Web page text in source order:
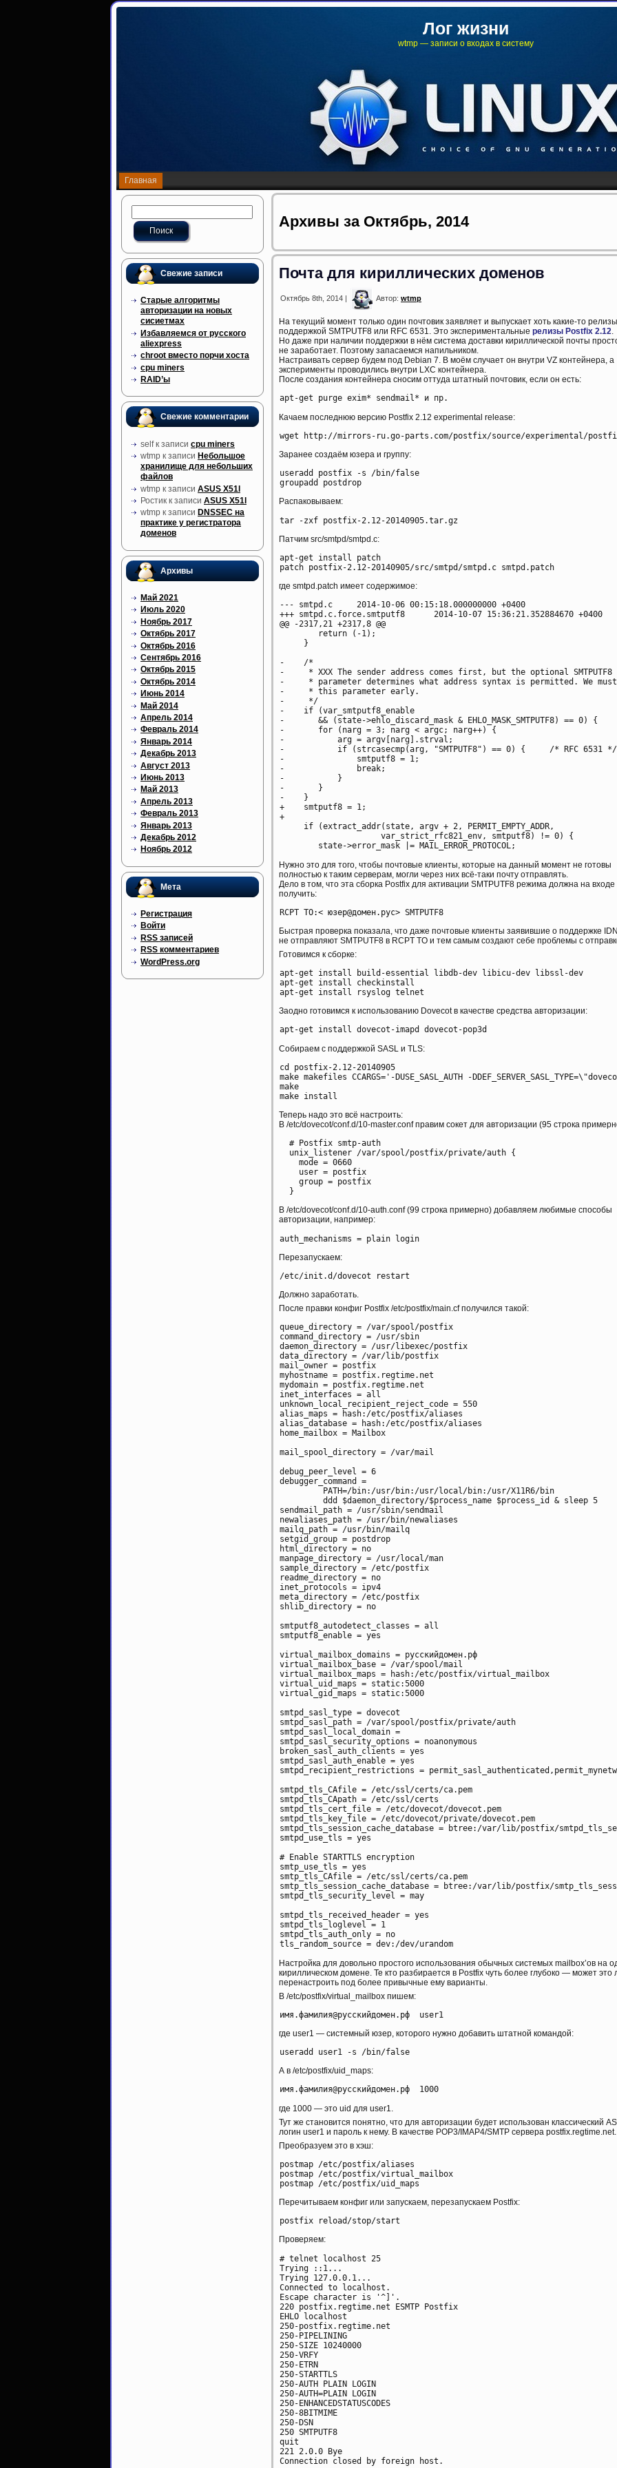
Лог жизни
wtmp — записи о входах в систему
Главная
Свежие записи
Старые алгоритмы
авторизации на новых
сисиетмах
Избавляемся от русского
aliexpress
chroot вместо порчи хоста
cpu miners
RAID’ы
Свежие комментарии
selfк записи cpu miners
wtmp к записи Небольшое
хранилище для небольших
файлов
wtmp к записи ASUS X51l
Ростик к записи ASUS X51l
wtmp к записи DNSSEC на
практике у регистратора
доменов
Архивы
Май 2021
Июль 2020
Ноябрь 2017
Октябрь 2017
Октябрь 2016
Сентябрь 2016
Октябрь 2015
Октябрь 2014
Июнь 2014
Май 2014
Апрель 2014
Февраль 2014
Январь 2014
Декабрь 2013
Август 2013
Июнь 2013
Май 2013
Апрель 2013
Февраль 2013
Январь 2013
Декабрь 2012
Ноябрь 2012
Мета
Регистрация
Войти
RSS записей
RSS комментариев
WordPress.org
Архивы за Октябрь, 2014
Почта для кириллических доменов
Октябрь 8th, 2014 | Автор: wtmp
На текущий момент только один почтовик заявляет и выпускает хоть какие-то
поддержкой SMTPUTF8 или RFC 6531. Это экспериментальные релизы Postfix 2.12.
Но даже при наличии поддержки в нём система доставки кириллической почты
не заработает. Поэтому запасаемся напильником.
Настраивать сервер будем под Debian 7. В моём случает он внутри VZ контейнера, а
эксперименты проводились внутри LXC контейнера.
После создания контейнера сносим оттуда штатный почтовик, если он есть:
Качаем последнюю версию Postfix 2.12 experimental release:
Заранее создаём юзера и группу:
useradd postfix -s /bin/false
Распаковываем:
Патчим src/smtpd/smtpd.c:
apt-get install patch
где smtpd.patch имеет содержимое:
--- smtpd.c	2014-10-06 00:15:18.000000000 +0400
+++ smtpd.c.force.smtputf8	2014-10-07 15:36:21.352884670 +0400
@@ -2317,21 +2317,8 @@
     }
-    /*
-     * XXX The sender address comes first, but the optional SMTPUTF8
-     * parameter determines what address syntax is permitted. We must
-     * this parameter early.
-     */
-    if (var_smtputf8_enable
-	&& (state->ehlo_discard_mask & EHLO_MASK_SMTPUTF8) == 0) {
-	for (narg = 3; narg < argc; narg++) {
-	    arg = argv[narg].strval;
-	    if (strcasecmp(arg, "SMTPUTF8") == 0) {	/* RFC 6531 */
-		smtputf8 = 1;
-		break;
-	    }
-	}
-    }
+    smtputf8 = 1;
+
     if (extract_addr(state, argv + 2, PERMIT_EMPTY_ADDR,
Нужно это для того, чтобы почтовые клиенты, которые на данный момент не готовы
полностью к таким серверам, могли через них всё-таки почту отправлять.
Дело в том, что эта сборка Postfix для активации SMTPUTF8 режима должна на входе
получить:
Быстрая проверка показала, что даже почтовые клиенты заявившие о поддержке
не отправляют SMTPUTF8 в RCPT TO и тем самым создают себе проблемы с
Готовимся к сборке:
apt-get install build-essential libdb-dev libicu-dev libssl-dev
apt-get install checkinstall
Заодно готовимся к использованию Dovecot в качестве средства авторизации:
Собираем с поддержкой SASL и TLS:
cd postfix-2.12-20140905
make makefiles CCARGS='-DUSE_SASL_AUTH -
make
Теперь надо это всё настроить:
В /etc/dovecot/conf.d/10-master.conf правим сокет для авторизации (95 строка
  # Postfix smtp-auth
  unix_listener /var/spool/postfix/private/auth {
    mode = 0660
    user = postfix
    group = postfix
В /etc/dovecot/conf.d/10-auth.conf (99 строка примерно) добавляем любимые способы
авторизации, например:
Перезапускаем:
Должно заработать.
После правки конфиг Postfix /etc/postfix/main.cf получился такой:
queue_directory = /var/spool/postfix
command_directory = /usr/sbin
daemon_directory = /usr/libexec/postfix
data_directory = /var/lib/postfix
mail_owner = postfix
myhostname = postfix.regtime.net
mydomain = postfix.regtime.net
inet_interfaces = all
unknown_local_recipient_reject_code = 550
alias_maps = hash:/etc/postfix/aliases
alias_database = hash:/etc/postfix/aliases
home_mailbox = Mailbox
mail_spool_directory = /var/mail
debug_peer_level = 6
debugger_command =
sendmail_path = /usr/sbin/sendmail
newaliases_path = /usr/bin/newaliases
mailq_path = /usr/bin/mailq
setgid_group = postdrop
html_directory = no
manpage_directory = /usr/local/man
sample_directory = /etc/postfix
readme_directory = no
inet_protocols = ipv4
meta_directory = /etc/postfix
shlib_directory = no
smtputf8_autodetect_classes = all
smtputf8_enable = yes
virtual_mailbox_domains = русскийдомен.рф
virtual_mailbox_base = /var/spool/mail
virtual_mailbox_maps = hash:/etc/postfix/virtual_mailbox
virtual_uid_maps = static:5000
virtual_gid_maps = static:5000
smtpd_sasl_type = dovecot
smtpd_sasl_path = /var/spool/postfix/private/auth
smtpd_sasl_local_domain =
smtpd_sasl_security_options = noanonymous
broken_sasl_auth_clients = yes
smtpd_sasl_auth_enable = yes
smtpd_recipient_restrictions =
smtpd_tls_CAfile = /etc/ssl/certs/ca.pem
smtpd_tls_CApath = /etc/ssl/certs
smtpd_tls_cert_file = /etc/dovecot/dovecot.pem
smtpd_tls_key_file = /etc/dovecot/private/dovecot.pem
smtpd_tls_session_cache_database = btree:/var/lib/postfix/
smtpd_use_tls = yes
# Enable STARTTLS encryption
smtp_use_tls = yes
smtp_tls_CAfile = /etc/ssl/certs/ca.pem
smtp_tls_session_cache_database = btree:/var/lib/postfix/
smtpd_tls_security_level = may
smtpd_tls_received_header = yes
smtpd_tls_loglevel = 1
smtpd_tls_auth_only = no
Настройка для довольно простого использования обычных системых mailbox’ов на
кириллическом домене. Те кто разбирается в Postfix чуть более глубоко — может это
перенастроить под более привычные ему варианты.
В /etc/postfix/virtual_mailbox пишем:
где user1 — системный юзер, которого нужно добавить штатной командой:
А в /etc/postfix/uid_maps:
где 1000 — это uid для user1.
Тут же становится понятно, что для авторизации будет использован классический
логин user1 и пароль к нему. В качестве POP3/IMAP4/SMTP сервера postfix.regtime.net.
Преобразуем это в хэш:
postmap /etc/postfix/aliases
postmap /etc/postfix/virtual_mailbox
Перечитываем конфиг или запускаем, перезапускаем Postfix:
Проверяем:
# telnet localhost 25
Trying ::1...
Trying 127.0.0.1...
Connected to localhost.
Escape character is '^]'.
220 postfix.regtime.net ESMTP Postfix
EHLO localhost
250-postfix.regtime.net
250-PIPELINING
250-SIZE 10240000
250-VRFY
250-ETRN
250-STARTTLS
250-AUTH PLAIN LOGIN
250-AUTH=PLAIN LOGIN
250-ENHANCEDSTATUSCODES
250-8BITMIME
250-DSN
250 SMTPUTF8
quit
221 2.0.0 Bye